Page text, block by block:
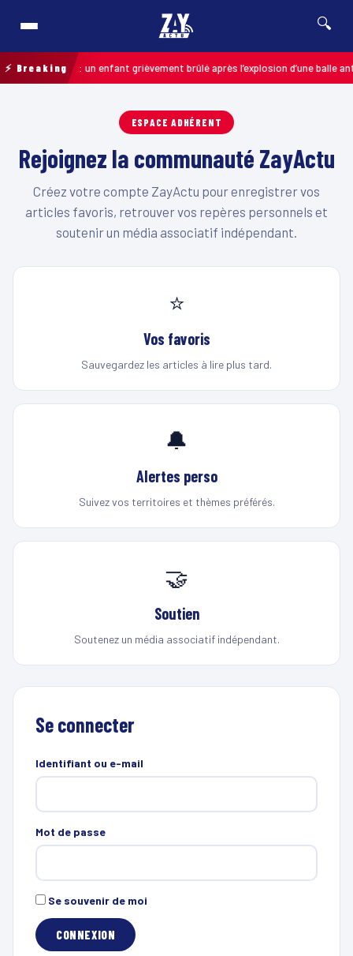
🔍
⚡ Breaking
Pas-de-Calais : un enfant grièvement brûlé après l’explosion d’une balle
ESPACE ADHÉRENT
Rejoignez la communauté ZayActu
Créez votre compte ZayActu pour enregistrer vos
articles favoris, retrouver vos repères personnels et
soutenir un média associatif indépendant.
⭐
Vos favoris
Sauvegardez les articles à lire plus tard.
🔔
Alertes perso
Suivez vos territoires et thèmes préférés.
🤝
Soutien
Soutenez un média associatif indépendant.
Se connecter
Identifiant ou e-mail
Mot de passe
Se souvenir de moi